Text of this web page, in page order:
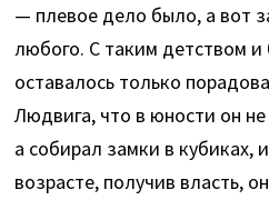
— плевое дело было, а вот
любого. С таким детством и
оставалось только
Людвига, что в юности он
а собирал замки в кубиках,
возрасте, получив власть,